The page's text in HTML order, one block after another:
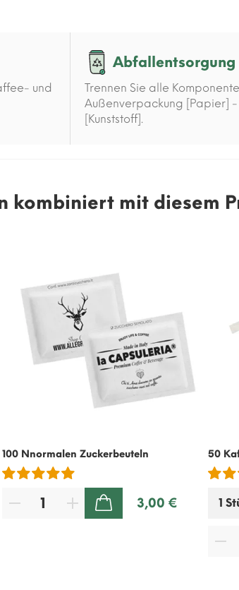
und
Abfallentsorgung
Trennen Sie alle
Außenverpackung [Papier]
[Kunststoff].
kombiniert mit diesem
100 Nnormalen Zuckerbeuteln
3,00 €
50